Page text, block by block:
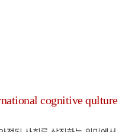
cognitive qulture